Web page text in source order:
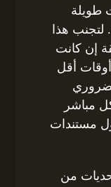
طويلة
هذا
إن كانت
أقل
مباشر
مستندات
من